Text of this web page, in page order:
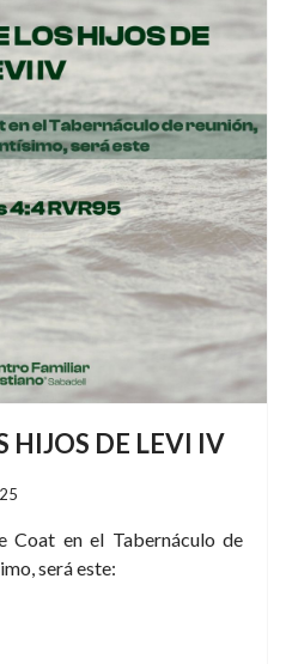
HIJOS DE LEVI IV
Coat en el Tabernáculo de
será este: